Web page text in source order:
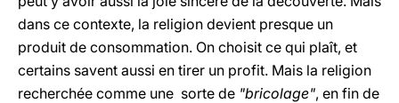
dans ce contexte, la religion devient presque un
produit de consommation. On choisit ce qui plaît, et
certains savent aussi en tirer un profit. Mais la religion
recherchée comme une sorte de "bricolage", en fin de